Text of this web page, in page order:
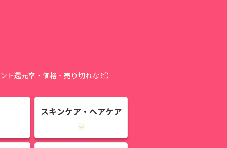
還元率・価格・売り切れなど）
スキンケア・ヘアケア